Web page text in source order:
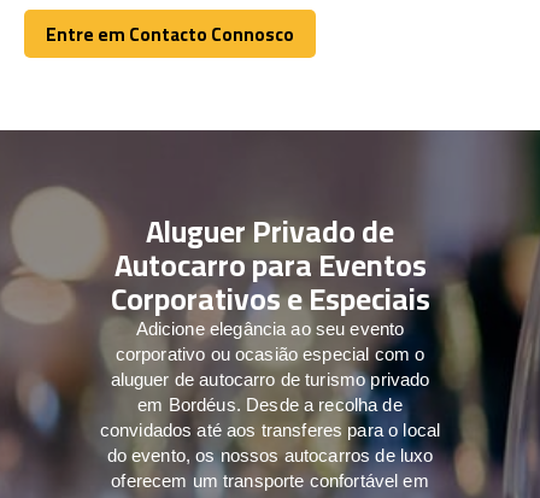
Entre em Contacto Connosco
Entre em Contacto Connosco
Aluguer Privado de
Autocarro para Eventos
Corporativos e Especiais
Adicione elegância ao seu evento
corporativo ou ocasião especial com o
aluguer de autocarro de turismo privado
em Bordéus. Desde a recolha de
convidados até aos transferes para o local
do evento, os nossos autocarros de luxo
oferecem um transporte confortável em